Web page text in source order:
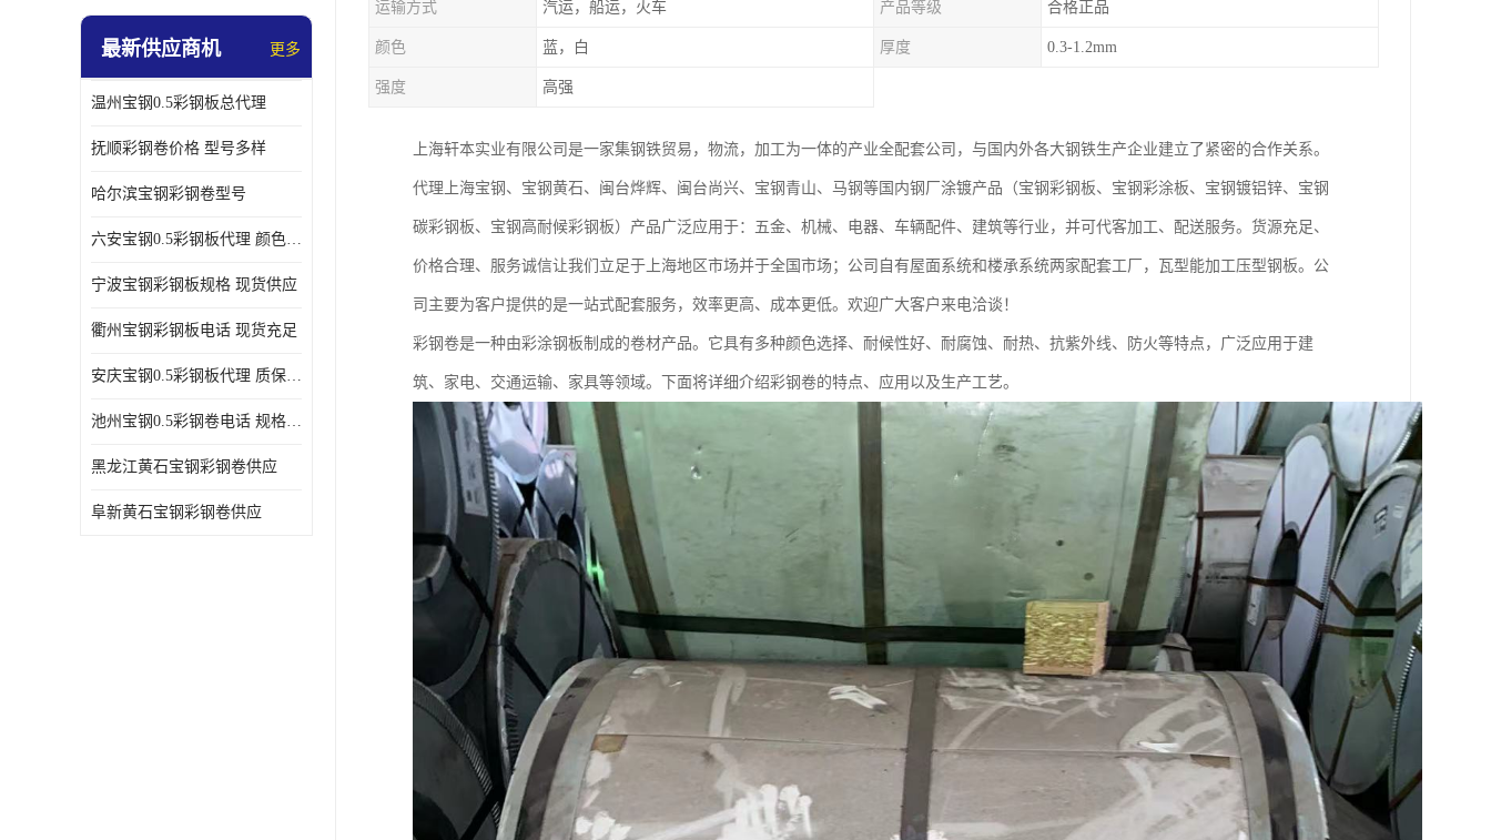
最新供应商机 更多
温州宝钢0.5彩钢板总代理
抚顺彩钢卷价格 型号多样
哈尔滨宝钢彩钢卷型号
六安宝钢0.5彩钢板代理 颜色定制
宁波宝钢彩钢板规格 现货供应
衢州宝钢彩钢板电话 现货充足
安庆宝钢0.5彩钢板代理 质保十年起
池州宝钢0.5彩钢卷电话 规格多样
黑龙江黄石宝钢彩钢卷供应
阜新黄石宝钢彩钢卷供应
运输方式 汽运，船运，火车 产品等级 合格正品
颜色 蓝，白 厚度 0.3-1.2mm
强度 高强
上海轩本实业有限公司是一家集钢铁贸易，物流，加工为一体的产业全配套公司，与国内外各大钢铁生产企业建立了紧密的合作关系。
代理上海宝钢、宝钢黄石、闽台烨辉、闽台尚兴、宝钢青山、马钢等国内钢厂涂镀产品（宝钢彩钢板、宝钢彩涂板、宝钢镀铝锌、宝钢
碳彩钢板、宝钢高耐候彩钢板）产品广泛应用于：五金、机械、电器、车辆配件、建筑等行业，并可代客加工、配送服务。货源充足、
价格合理、服务诚信让我们立足于上海地区市场并于全国市场；公司自有屋面系统和楼承系统两家配套工厂，瓦型能加工压型钢板。公
司主要为客户提供的是一站式配套服务，效率更高、成本更低。欢迎广大客户来电洽谈！
彩钢卷是一种由彩涂钢板制成的卷材产品。它具有多种颜色选择、耐候性好、耐腐蚀、耐热、抗紫外线、防火等特点，广泛应用于建
筑、家电、交通运输、家具等领域。下面将详细介绍彩钢卷的特点、应用以及生产工艺。